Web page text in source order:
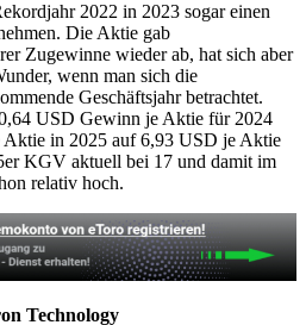
2022 in 2023 sogar einen
Die Aktie gab
Zugewinne wieder ab, hat sich aber
wenn man sich die
Geschäftsjahr betrachtet.
USD Gewinn je Aktie für 2024
Aktie in 2025 auf 6,93 USD je Aktie
KGV aktuell bei 17 und damit im
relativ hoch.
Technology